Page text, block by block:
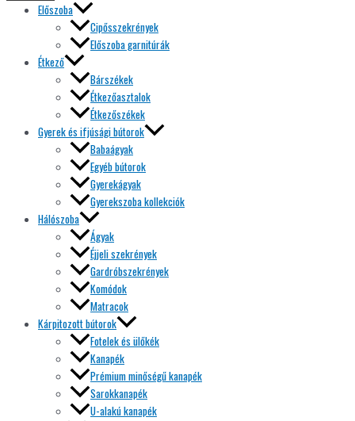
Előszoba
Cipősszekrények
Előszoba garnitúrák
Étkező
Bárszékek
Étkezőasztalok
Étkezőszékek
Gyerek és ifjúsági bútorok
Babaágyak
Egyéb bútorok
Gyerekágyak
Gyerekszoba kollekciók
Hálószoba
Ágyak
Éjjeli szekrények
Gardróbszekrények
Komódok
Matracok
Kárpitozott bútorok
Fotelek és ülőkék
Kanapék
Prémium minőségű kanapék
Sarokkanapék
U-alakú kanapék